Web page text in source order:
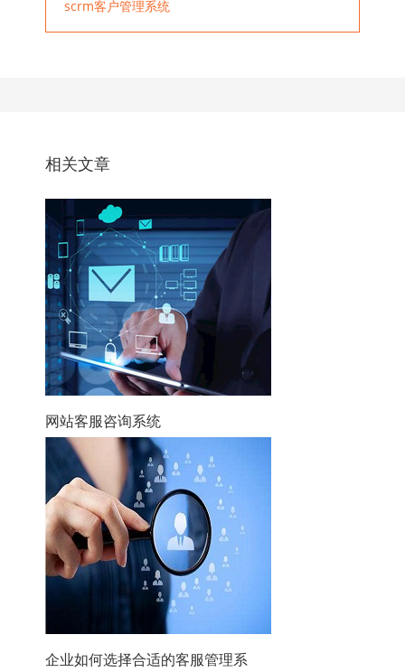
scrm客户管理系统
相关文章
网站客服咨询系统
企业如何选择合适的客服管理系